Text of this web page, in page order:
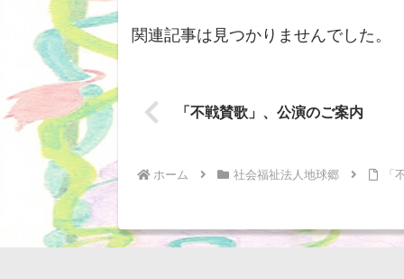
関連記事は見つかりませんでした。
「不戦賛歌」、公演のご案内
ホーム 社会福祉法人地球郷 「